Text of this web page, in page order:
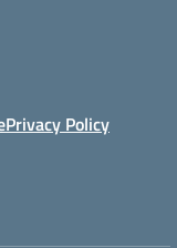
Privacy Policy